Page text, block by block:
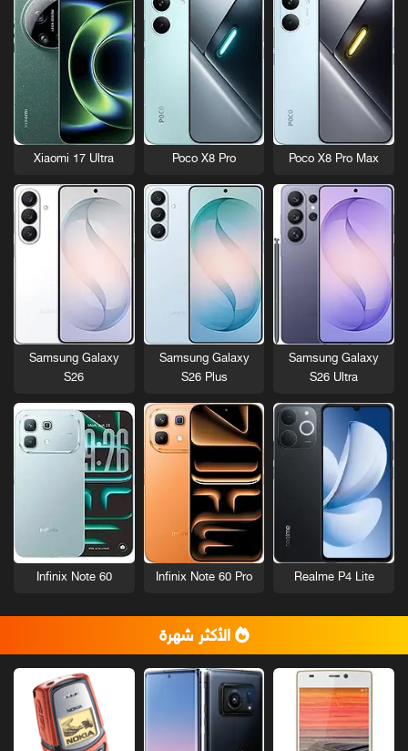
Poco X8 Pro Max
Poco X8 Pro
Xiaomi 17 Ultra
Samsung Galaxy
S26 Ultra
Samsung Galaxy
S26 Plus
Samsung Galaxy
S26
Realme P4 Lite
Infinix Note 60 Pro
Infinix Note 60
الأكثر شهرة